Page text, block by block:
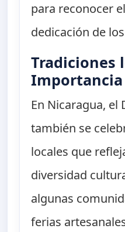
para reconocer
dedicación de
Tradiciones
En Nicaragua, el
también se
locales que
diversidad
algunas
ferias